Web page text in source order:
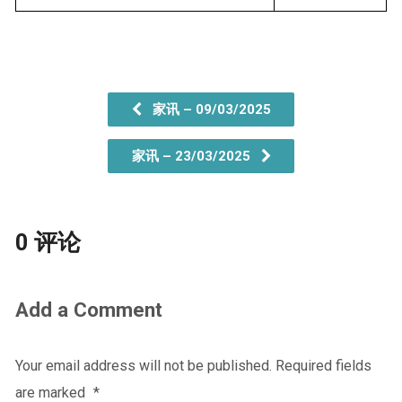
家讯 – 09/03/2025
家讯 – 23/03/2025
0 评论
Add a Comment
Your email address will not be published. Required fields
are marked *